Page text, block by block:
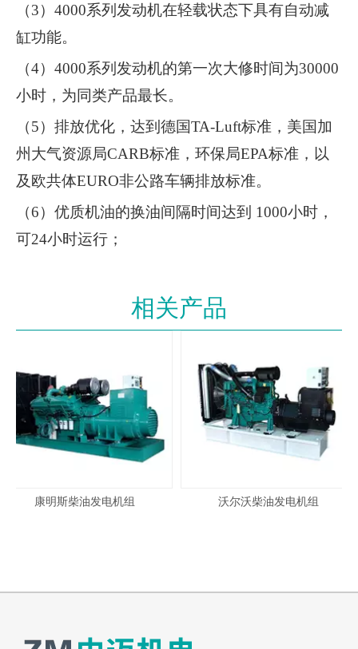
（3）4000系列发动机在轻载状态下具有自动减
缸功能。
（4）4000系列发动机的第一次大修时间为30000
小时，为同类产品最长。
（5）排放优化，达到德国TA-Luft标准，美国加
州大气资源局CARB标准，环保局EPA标准，以
及欧共体EURO非公路车辆排放标准。
（6）优质机油的换油间隔时间达到 1000小时，
可24小时运行；
积比功率及重量比功率指标优秀。
（8）具有自诊断功能的电子管理系统。
柴油发电机组参数
功率：1800KW
额定电压：10KV
额定频率：50Hz
额定转速：1500r/min
额定功率因数：
额定电流：129.90A
相数：三相四线
启动方式：DC24V 电启
稳态频率调整率：≤±1% 瞬态频率调整率：-7%
相关产品
康明斯柴油发电机组 沃尔沃柴油发电机组